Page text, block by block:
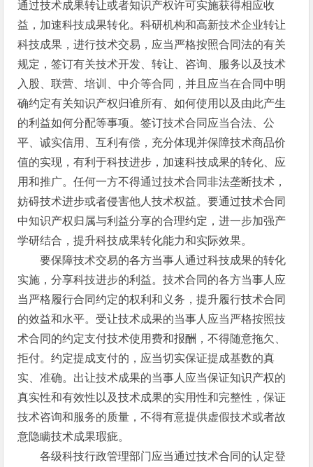
通过技术成果转让或者知识产权许可实施获得相应收
益，加速科技成果转化。科研机构和高新技术企业转让
科技成果，进行技术交易，应当严格按照合同法的有关
规定，签订有关技术开发、转让、咨询、服务以及技术
入股、联营、培训、中介等合同，并且应当在合同中明
确约定有关知识产权归谁所有、如何使用以及由此产生
的利益如何分配等事项。签订技术合同应当合法、公
平、诚实信用、互利有偿，充分体现并保障技术商品价
值的实现，有利于科技进步，加速科技成果的转化、应
用和推广。任何一方不得通过技术合同非法垄断技术，
妨碍技术进步或者侵害他人技术权益。要通过技术合同
中知识产权归属与利益分享的合理约定，进一步加强产
学研结合，提升科技成果转化能力和实际效果。
要保障技术交易的各方当事人通过科技成果的转化
实施，分享科技进步的利益。技术合同的各方当事人应
当严格履行合同约定的权利和义务，提升履行技术合同
的效益和水平。受让技术成果的当事人应当严格按照技
术合同的约定支付技术使用费和报酬，不得随意拖欠、
拒付。约定提成支付的，应当切实保证提成基数的真
实、准确。出让技术成果的当事人应当保证知识产权的
真实性和有效性以及技术成果的实用性和完整性，保证
技术咨询和服务的质量，不得有意提供虚假技术或者故
意隐瞒技术成果瑕疵。
各级科技行政管理部门应当通过技术合同的认定登